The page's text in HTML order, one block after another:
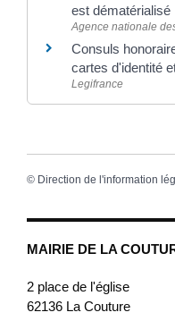
MAIRIE DE LA
2 place de l'église
62136 La Couture
est dématérialisé
Agence nationale
Consuls
cartes d'identité
Legifrance
© Direction de l'information